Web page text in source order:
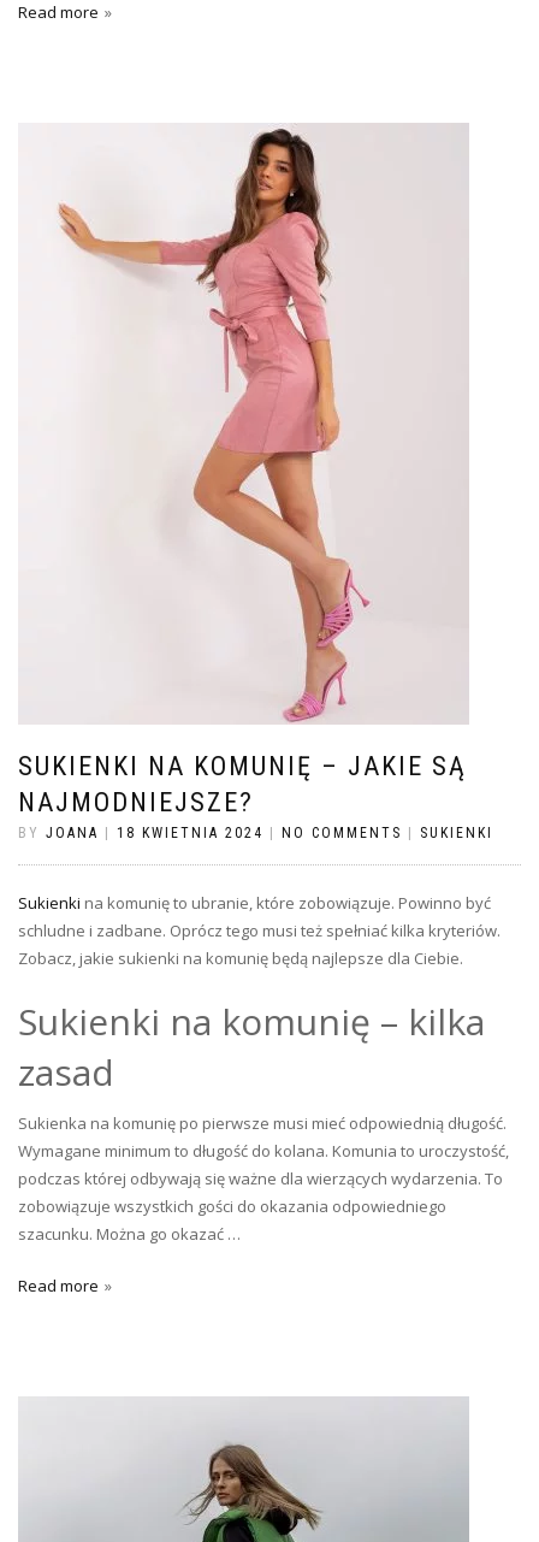
Read more
SUKIENKI NA KOMUNIĘ – JAKIE SĄ
NAJMODNIEJSZE?
BY JOANA 18 KWIETNIA 2024 NO COMMENTS SUKIENKI
Sukienki na komunię to ubranie, które zobowiązuje. Powinno być
schludne i zadbane. Oprócz tego musi też spełniać kilka kryteriów.
Zobacz, jakie sukienki na komunię będą najlepsze dla Ciebie.
Sukienki na komunię – kilka
zasad
Sukienka na komunię po pierwsze musi mieć odpowiednią długość.
Wymagane minimum to długość do kolana. Komunia to uroczystość,
podczas której odbywają się ważne dla wierzących wydarzenia. To
zobowiązuje wszystkich gości do okazania odpowiedniego
szacunku. Można go okazać …
Read more